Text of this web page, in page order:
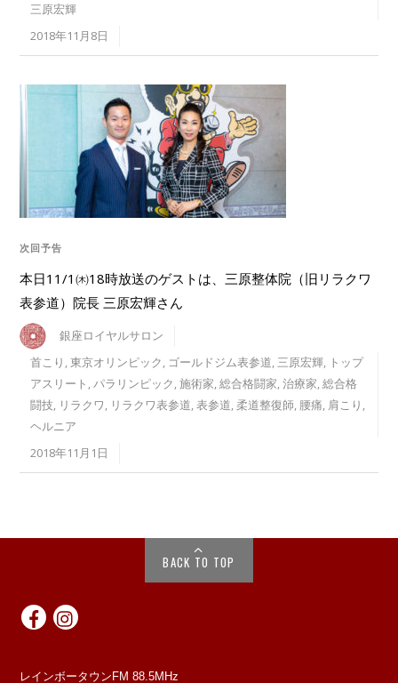
三原宏輝
2018年11月8日
次回予告
本日11/1㈭18時放送のゲストは、三原整体院（旧リラクワ
表参道）院長 三原宏輝さん
銀座ロイヤルサロン
首こり ,東京オリンピック, ゴールドジム表参道,三原宏輝, トップ
アスリート ,パラリンピック,施術家,総合格闘家,治療家,総合格
闘技, リラクワ, リラクワ表参道,表参道,柔道整復師,腰痛,肩こり ,
ヘルニア
2018年11月1日
BACK TO TOP
レインボータウンFM 88.5MHz